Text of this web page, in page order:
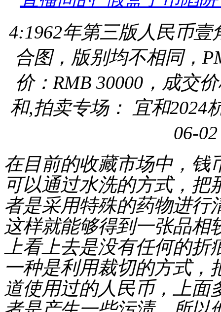
4:1962年第三版人民币
合图，版别均不相同，
价：RMB 30000，成交
和,拍卖专场： 宜和2024
06-
在目前的收藏市场中，钱
可以通过水洗的方式，把
者是采用特殊的药物进行
这样就能够得到一张品相
上看上去是没有任何的
一种是利用裁切的方式，
道使用过的人民币，上面